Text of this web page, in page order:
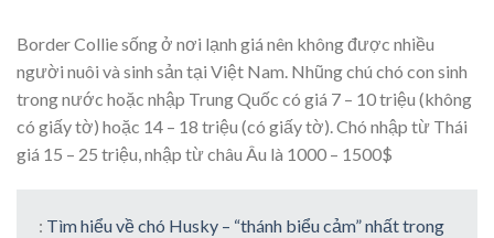
Border Collie sống ở nơi lạnh giá nên không được nhiều
người nuôi và sinh sản tại Việt Nam. Nhũng chú chó con sinh
trong nước hoặc nhập Trung Quốc có giá 7 – 10 triệu (không
có giấy tờ) hoặc 14 – 18 triệu (có giấy tờ). Chó nhập từ Thái
giá 15 – 25 triệu, nhập từ châu Âu là 1000 – 1500$
: Tìm hiểu về chó Husky – “thánh biểu cảm” nhất trong